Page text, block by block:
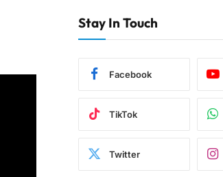
Stay In Touch
Facebook
TikTok
Twitter